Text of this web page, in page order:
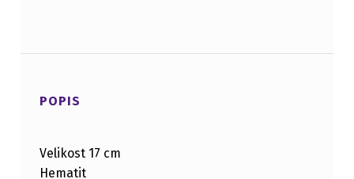
POPIS
Velikost 17 cm
Hematit